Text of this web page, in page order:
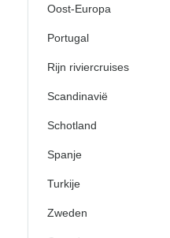
Oost-Europa
Portugal
Rijn riviercruises
Scandinavië
Schotland
Spanje
Turkije
Zweden